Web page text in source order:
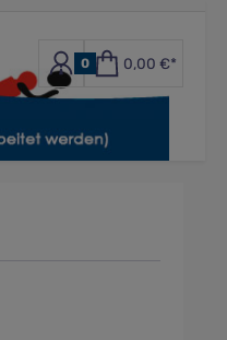
0 0,00 €*